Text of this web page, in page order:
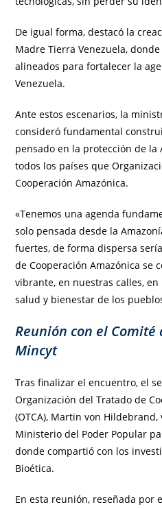
De igual forma, destacó la
Madre Tierra Venezuela,
alineados para fortalecer la
Venezuela.
Ante estos escenarios, la
consideró fundamental
pensado en la protección de la
todos los países que
Cooperación Amazónica.
«Tenemos una agenda
solo pensada desde la
fuertes, de forma dispersa
de Cooperación Amazónica se
vibrante, en nuestras calles,
salud y bienestar de los
Reunión con el
Mincyt
Tras finalizar el encuentro, el
Organización del Tratado de
(OTCA), Martin von
Ministerio del Poder Popular
donde compartió con los
Bioética.
En esta reunión, reseñada por